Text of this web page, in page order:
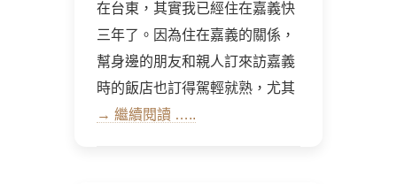
在台東，其實我已經住在嘉義快
三年了。因為住在嘉義的關係，
幫身邊的朋友和親人訂來訪嘉義
時的飯店也訂得駕輕就熟，尤其
→ 繼續閱讀 …..